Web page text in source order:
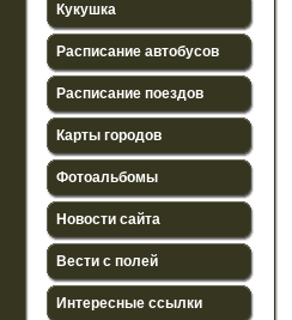
Кукушка
Расписание автобусов
Расписание поездов
Карты городов
Фотоальбомы
Новости сайта
Вести с полей
Интересные ссылки